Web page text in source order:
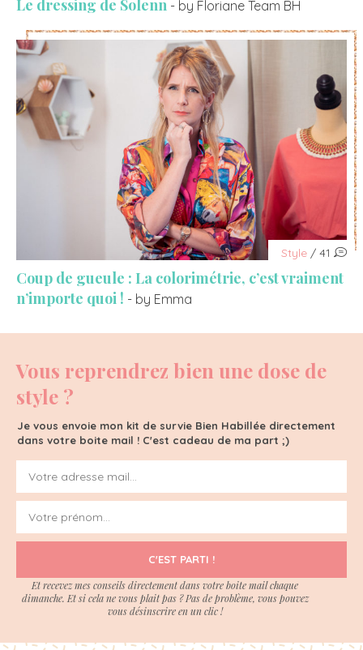
Le dressing de Solenn - by Floriane Team BH
Style / 41
Coup de gueule : La colorimétrie, c’est vraiment
n’importe quoi ! - by Emma
Vous reprendrez bien une dose de
style ?
Je vous envoie mon kit de survie Bien Habillée directement
dans votre boite mail ! C'est cadeau de ma part ;)
C'EST PARTI !
Et recevez mes conseils directement dans votre boite mail chaque
dimanche. Et si cela ne vous plait pas ? Pas de problème, vous pouvez
vous désinscrire en un clic !